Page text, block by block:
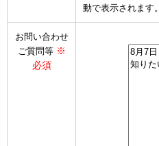
動で表示されます。
お問い合わせ
ご質問等 ※
必須